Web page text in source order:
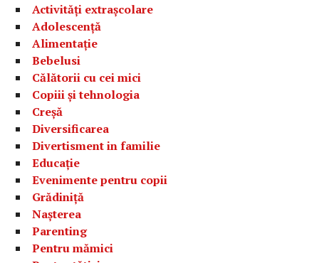
Activități extrașcolare
Adolescență
Alimentație
Bebelusi
Călătorii cu cei mici
Copiii și tehnologia
Creșă
Diversificarea
Divertisment in familie
Educație
Evenimente pentru copii
Grădiniță
Nașterea
Parenting
Pentru mămici